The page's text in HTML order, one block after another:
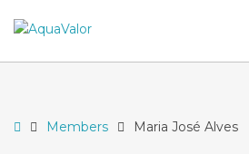
Maria
HomeMembers Maria José Alves